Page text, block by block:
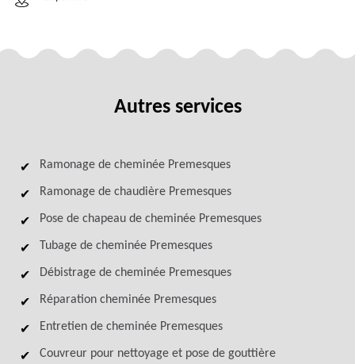
Autres services
Ramonage de cheminée Premesques
Ramonage de chaudière Premesques
Pose de chapeau de cheminée Premesques
Tubage de cheminée Premesques
Débistrage de cheminée Premesques
Réparation cheminée Premesques
Entretien de cheminée Premesques
Couvreur pour nettoyage et pose de gouttière